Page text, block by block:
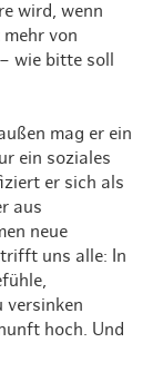
wird, wenn
von
wie bitte soll
mag er ein
ein soziales
er sich als
aus
neue
uns alle: In
versinken
hoch. Und